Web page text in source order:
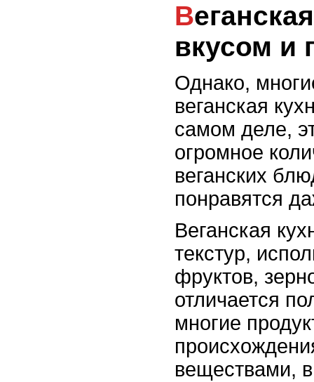
Веганская кухня: блюда со
вкусом и
Однако,
веганская
самом деле,
огромное
веганских
понравятся
Веганская
текстур,
фруктов,
отличается
многие
веществами,